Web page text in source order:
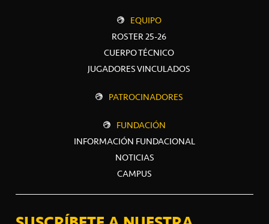
EQUIPO
ROSTER 25-26
CUERPO TÉCNICO
JUGADORES VINCULADOS
PATROCINADORES
FUNDACIÓN
INFORMACIÓN FUNDACIONAL
NOTICIAS
CAMPUS